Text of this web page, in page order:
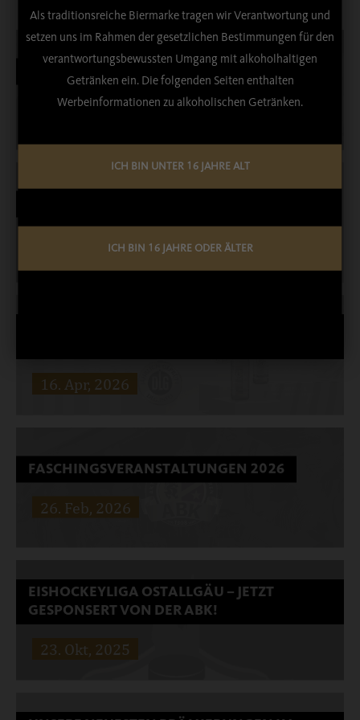
Als traditionsreiche Biermarke tragen wir Verantwortung und
setzen uns im Rahmen der gesetzlichen Bestimmungen für den
verantwortungsbewussten Umgang mit alkoholhaltigen
Getränken ein. Die folgenden Seiten enthalten
Werbeinformationen zu alkoholischen Getränken.
ICH BIN UNTER 16 JAHRE ALT
ICH BIN 16 JAHRE ODER ÄLTER
BEZIRKSMUSIKFEST OBEROSTENDORF
16. Jun, 2026
Ein gelungenes Fest lebt von guter Musik, bester Stimmung –
07. Mai, 2026
Erinnerungen.
16. Apr, 2026
Weiterlesen …
FASCHINGSVERANSTALTUNGEN 2026
26. Feb, 2026
EISHOCKEYLIGA OSTALLGÄU – JETZT
GESPONSERT VON DER ABK!
23. Okt, 2025